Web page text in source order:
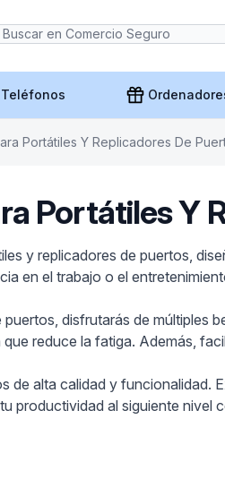
Teléfonos
Portátiles Y Replicadores De
Portátiles Y
y replicadores de puertos,
en el trabajo o el
disfrutarás de
reduce la fatiga. Además,
alta calidad y
productividad al siguiente nivel